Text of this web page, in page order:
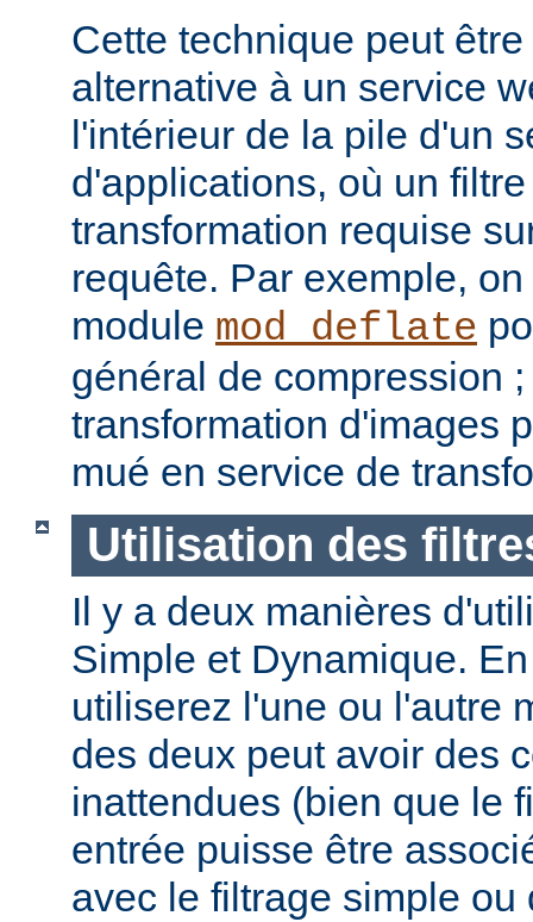
Cette technique peut
alternative à un service
l'intérieur de la pile d'un
d'applications, où un
transformation requise
requête. Par exemple,
module mod_deflate
général de compression
transformation d'images
mué en service de
Utilisation des
Il y a deux manières
Simple et Dynamique.
utiliserez l'une ou l'autre
des deux peut avoir des
inattendues (bien que le
entrée puisse être
avec le filtrage simple ou